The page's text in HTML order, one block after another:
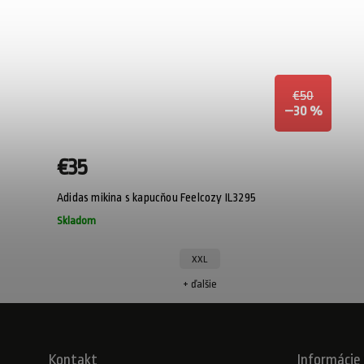
€50
–30 %
Adidas mikina s kapucňou Feelcozy IL3295
Skladom
€35
XXL
+ ďalšie
Kontakt